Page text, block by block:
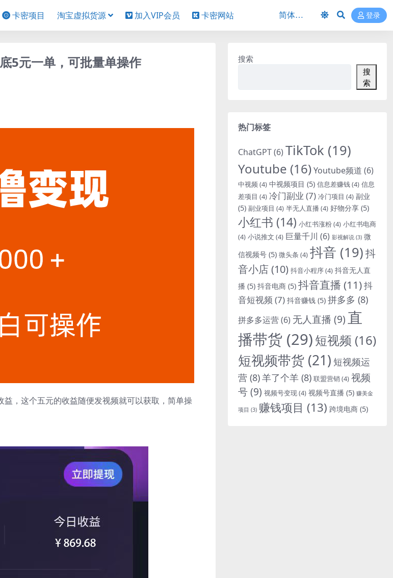
卡密项目 淘宝虚拟货源 加入VIP会员 卡密网站 登录
5元一单，可批量单操作
，这个五元的收益随便发视频就可以获取，简单操
搜索
搜
索
热门标签
ChatGPT(6) TikTok (19)
Youtube (16)Youtube频道 (6)
中视频(4) 中视频项目 (5) 信息差赚钱(4) 信息
差项目 (4) 冷门副业 (7) 冷门项目 (4) 副业
(5) 副业项目 (4) 半无人直播 (4) 好物分享 (5)
小红书 (14) 小红书涨粉(4) 小红书电商
(4) 小说推文 (4) 巨量千川 (6) 影视解说 (3) 微
信视频号 (5) 微头条 (4) 抖音 (19)抖
音小店(10) 抖音小程序(4) 抖音无人直
播 (5) 抖音电商 (5) 抖音直播 (11)抖
音短视频 (7) 抖音赚钱 (5) 拼多多 (8)
拼多多运营(6) 无人直播 (9)直
播带货 (29)短视频 (16)
短视频带货 (21) 短视频运
营 (8)羊了个羊 (8) 联盟营销 (4) 视频
号(9) 视频号变现(4) 视频号直播 (5) 赚美金
项目 (3) 赚钱项目 (13) 跨境电商 (5)